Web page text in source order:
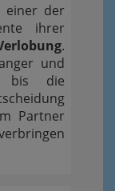
der
ihrer
.
und
bis die
Partner